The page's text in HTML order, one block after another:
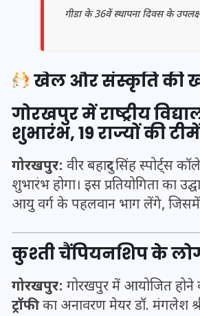
गीडा के 36वें स्थापना दिवस के
खेल और संस्कृति की
गोरखपुर में राष्ट्रीय
शुभारंभ, 19 राज्यों की
गोरखपुर: वीर बहादुर सिंह स्पोर्ट्स
शुभारंभ होगा। इस प्रतियोगिता का
आयु वर्ग के पहलवान भाग लेंगे, जिसमें
कुश्ती चैंपियनशिप के
गोरखपुर: गोरखपुर में आयोजित होने
ट्रॉफीका अनावरण मेयर डॉ. मंगलेश
भारत में स्टारलिंक
अड़चन: डेटा
आया बड़ा अपडेट